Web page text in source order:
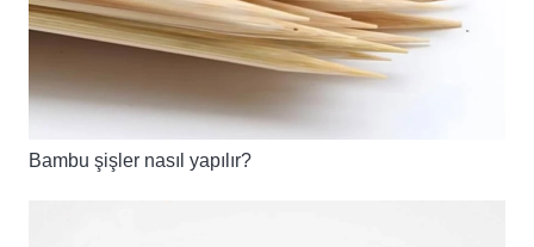
Bambu şişler nasıl yapılır?